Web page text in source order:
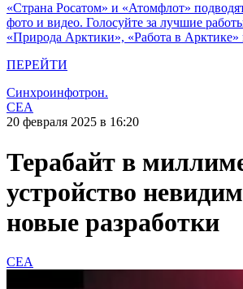
«Страна Росатом» и «Атомфлот»
фото и видео. Голосуйте за лучшие
«Природа Арктики», «Работа в
ПЕРЕЙТИ
Синхроинфотрон.
CEA
20 февраля 2025 в 16:20
Терабайт в
устройство
новые разработки
CEA